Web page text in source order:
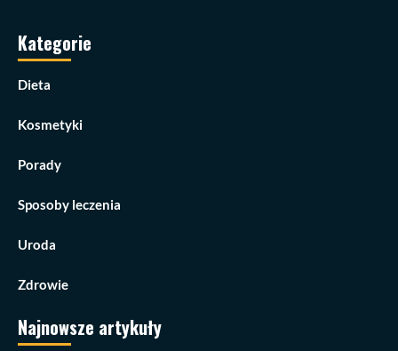
Kategorie
Dieta
Kosmetyki
Porady
Sposoby leczenia
Uroda
Zdrowie
Najnowsze artykuły